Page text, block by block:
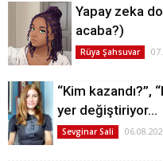
Yapay zeka
acaba?)
Rüya Şahsuvar
“Kim kazandı?”,
yer değiştiriyor…
Sevginar Sali